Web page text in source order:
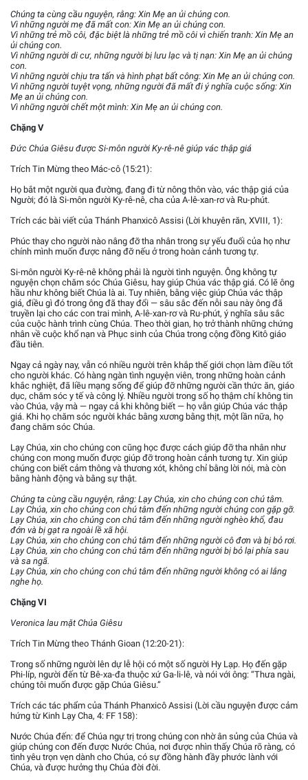
Chúng ta cùng cầu nguyện, rằng: Xin Mẹ an ủi chúng con.
Vì những người mẹ đã mất con: Xin Mẹ an ủi chúng con.
Vì những trẻ mồ côi, đặc biệt là những trẻ mồ côi vì chiến tranh: Xin Mẹ an
ủi chúng con.
Vì những người di cư, những người bị lưu lạc và tị nạn: Xin Mẹ an ủi chúng
con.
Vì những người chịu tra tấn và hình phạt bất công: Xin Mẹ an ủi chúng con.
Vì những người tuyệt vọng, những người đã mất đi ý nghĩa cuộc sống: Xin
Mẹ an ủi chúng con.
Vì những người chết một mình: Xin Mẹ an ủi chúng con.
Chặng V
Đức Chúa Giêsu được Si-môn người Ky-rê-nê giúp vác thập giá
Trích Tin Mừng theo Mác-cô (15:21):
Họ bắt một người qua đường, đang đi từ nông thôn vào, vác thập giá của
Người; đó là Si-môn người Ky-rê-nê, cha của A-lê-xan-rơ và Ru-phút.
Trích các bài viết của Thánh Phanxicô Assisi (Lời khuyên răn, XVIII, 1):
Phúc thay cho người nào nâng đỡ tha nhân trong sự yếu đuối của họ như
chính mình muốn được nâng đỡ nếu ở trong hoàn cảnh tương tự.
Si-môn người Ky-rê-nê không phải là người tình nguyện. Ông không tự
nguyện chọn chăm sóc Chúa Giêsu, hay giúp Chúa vác thập giá. Có lẽ ông
hầu như không biết Chúa là ai. Tuy nhiên, bằng việc giúp Chúa vác thập
giá, điều gì đó trong ông đã thay đổi — sâu sắc đến nỗi sau này ông đã
truyền lại cho các con trai mình, A-lê-xan-rơ và Ru-phút, ý nghĩa sâu sắc
của cuộc hành trình cùng Chúa. Theo thời gian, họ trở thành những chứng
nhân về cuộc khổ nạn và Phục sinh của Chúa trong cộng đồng Kitô giáo
đầu tiên.
Ngay cả ngày nay, vẫn có nhiều người trên khắp thế giới chọn làm điều tốt
cho người khác. Có hàng ngàn tình nguyện viên, trong những hoàn cảnh
khắc nghiệt, đã liều mạng sống để giúp đỡ những người cần thức ăn, giáo
dục, chăm sóc y tế và công lý. Nhiều người trong số họ thậm chí không tin
vào Chúa, vậy mà — ngay cả khi không biết — họ vẫn giúp Chúa vác thập
giá. Khi họ chăm sóc người khác bằng xương bằng thịt, một lần nữa, họ
đang chăm sóc Chúa.
Lạy Chúa, xin cho chúng con cũng học được cách giúp đỡ tha nhân như
chúng con mong muốn được giúp đỡ trong hoàn cảnh tương tự. Xin giúp
chúng con biết cảm thông và thương xót, không chỉ bằng lời nói, mà còn
bằng hành động và bằng sự thật.
Chúng ta cùng cầu nguyện, rằng: Lạy Chúa, xin cho chúng con chú tâm.
Lạy Chúa, xin cho chúng con chú tâm đến những người chúng con gặp gỡ.
Lạy Chúa, xin cho chúng con chú tâm đến những người nghèo khổ, đau
đớn và bị gạt ra ngoài lề xã hội.
Lạy Chúa, xin cho chúng con chú tâm đến những người cô đơn và bị bỏ rơi.
Lạy Chúa, xin cho chúng con chú tâm đến những người bị bỏ lại phía sau
và sa ngã.
Lạy Chúa, xin cho chúng con chú tâm đến những người không có ai lắng
nghe họ.
Chặng VI
Veronica lau mặt Chúa Giêsu
Trích Tin Mừng theo Thánh Gioan (12:20-21):
Trong số những người lên dự lễ hội có một số người Hy Lạp. Họ đến gặp
Phi-líp, người đến từ Bê-xa-đa thuộc xứ Ga-li-lê, và nói với ông: “Thưa ngài,
chúng tôi muốn được gặp Chúa Giêsu.”
Trích các tác phẩm của Thánh Phanxicô Assisi (Lời cầu nguyện được cảm
hứng từ Kinh Lạy Cha, 4: FF 158):
Nước Chúa đến: để Chúa ngự trị trong chúng con nhờ ân sủng của Chúa và
giúp chúng con đến được Nước Chúa, nơi được nhìn thấy Chúa rõ ràng, có
tình yêu trọn vẹn dành cho Chúa, có sự đồng hành đầy phước lành với
Chúa, và được hưởng thụ Chúa đời đời.